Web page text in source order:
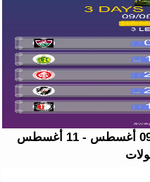
جدول مباريات هذا الأسبوع الأحد 09 أغسطس - 11 أغسطس